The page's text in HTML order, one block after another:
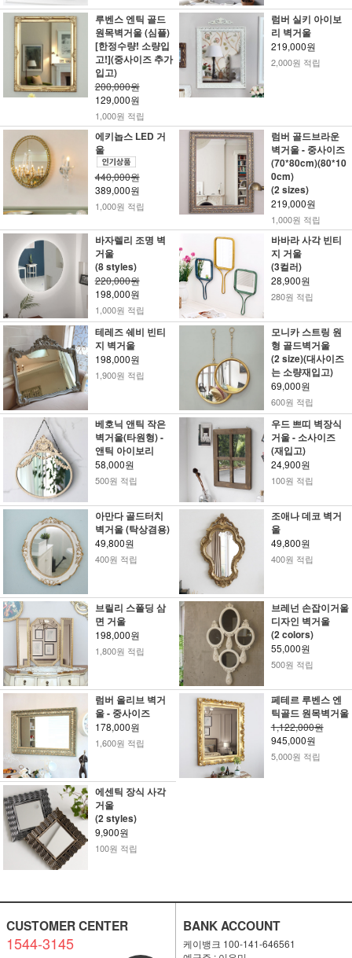
루벤스 엔틱 골드
원목벽거울 (심플)
[한정수량! 소량입
고!](중사이즈 추가
입고)
200,000원
129,000원
1,000원 적립
럼버 실키 아이보
리 벽거울
219,000원
2,000원 적립
에키놉스 LED 거
울
440,000원
389,000원
1,000원 적립
럼버 골드브라운
벽거울 - 중사이즈
(70*80cm)(80*10
0cm)
(2 sizes)
219,000원
1,000원 적립
바자렐리 조명 벽
거울
(8 styles)
220,000원
198,000원
1,000원 적립
바바라 사각 빈티
지 거울
(3컬러)
28,900원
280원 적립
테레즈 쉐비 빈티
지 벽거울
198,000원
1,900원 적립
모니카 스트링 원
형 골드벽거울
(2 size)(대사이즈
는 소량재입고)
69,000원
600원 적립
베호닉 앤틱 작은
벽거울(타원형) -
앤틱 아이보리
58,000원
500원 적립
우드 쁘띠 벽장식
거울 - 소사이즈
(재입고)
24,900원
100원 적립
아만다 골드터치
벽거울 (탁상겸용)
49,800원
400원 적립
조애나 데코 벽거
울
49,800원
400원 적립
브릴리 스폴딩 삼
면 거울
198,000원
1,800원 적립
브레넌 손잡이거울
디자인 벽거울
(2 colors)
55,000원
500원 적립
럼버 올리브 벽거
울 - 중사이즈
178,000원
1,600원 적립
페테르 루벤스 엔
틱골드 원목벽거울
1,122,000원
945,000원
5,000원 적립
에센틱 장식 사각
거울
(2 styles)
9,900원
100원 적립
CUSTOMER CENTER
1544-3145
BANK ACCOUNT
케이뱅크 100-141-646561